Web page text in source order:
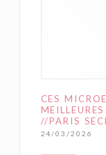
CES
//PARIS
24/03/2026